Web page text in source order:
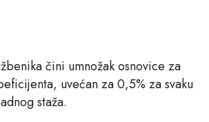
čini umnožak osnovice za
uvećan za 0,5% za svaku
staža.